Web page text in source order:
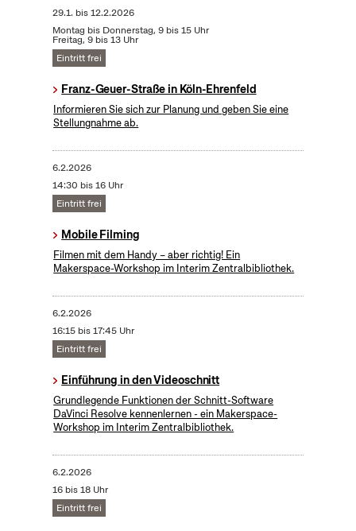
29.1. bis12.2.2026
Montag bis Donnerstag, 9 bis 15 Uhr
Freitag, 9 bis 13 Uhr
Eintritt frei
Franz-Geuer-Straße in Köln-Ehrenfeld
Informieren Sie sich zur Planung und geben Sie eine
Stellungnahme ab.
6.2.2026
14:30 bis 16 Uhr
Eintritt frei
Mobile Filming
Filmen mit dem Handy – aber richtig! Ein
Makerspace-Workshop im Interim Zentralbibliothek.
6.2.2026
16:15 bis 17:45 Uhr
Eintritt frei
Einführung in den Videoschnitt
Grundlegende Funktionen der Schnitt-Software
DaVinci Resolve kennenlernen - ein Makerspace-
Workshop im Interim Zentralbibliothek.
6.2.2026
16 bis 18 Uhr
Eintritt frei